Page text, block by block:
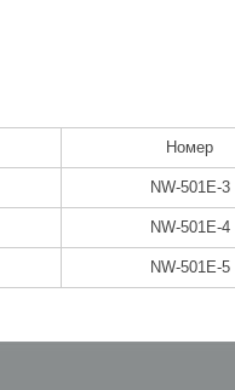
Номер
NW-501E-3
NW-501E-4
NW-501E-5